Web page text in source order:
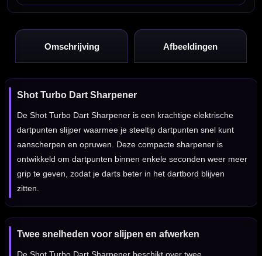
Omschrijving Afbeeldingen
Shot Turbo Dart Sharpener
De Shot Turbo Dart Sharpener is een krachtige elektrische
dartpunten slijper waarmee je steeltip dartpunten snel kunt
aanscherpen en opruwen. Deze compacte sharpener is
ontwikkeld om dartpunten binnen enkele seconden weer meer
grip te geven, zodat je darts beter in het dartbord blijven
zitten.
Twee snelheden voor slijpen en afwerken